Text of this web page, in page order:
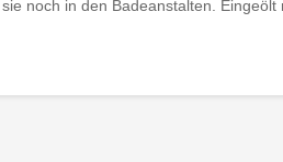
noch in den Badeanstalten.